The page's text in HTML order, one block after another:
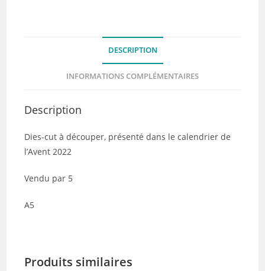
-
de
5
DESCRIPTION
INFORMATIONS COMPLÉMENTAIRES
Description
Dies-cut à découper, présenté dans le calendrier de
l’Avent 2022
Vendu par 5
A5
Produits similaires